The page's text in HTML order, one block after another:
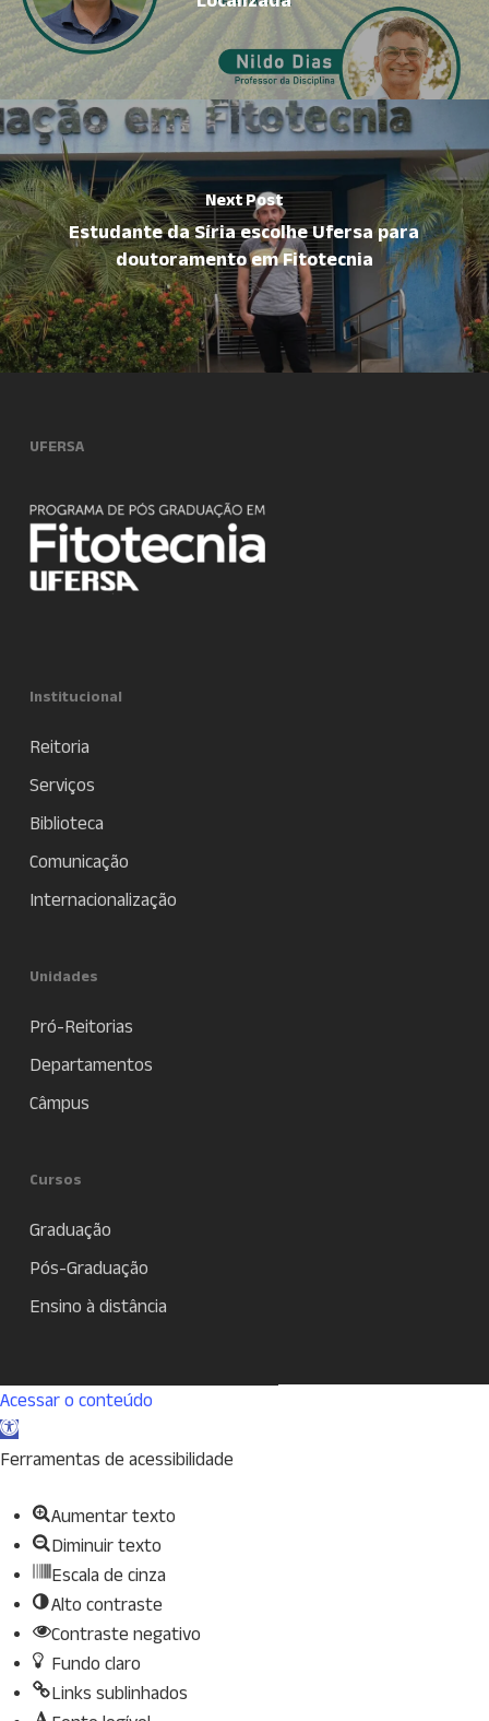
Next Post
Estudante da Síria escolhe Ufersa para
doutoramento em Fitotecnia
UFERSA
Institucional
Reitoria
Serviços
Biblioteca
Comunicação
Internacionalização
Unidades
Pró-Reitorias
Departamentos
Câmpus
Cursos
Graduação
Pós-Graduação
Ensino à distância
Acessar o conteúdo
Abrir
a
de
ferramentas
Ferramentas de acessibilidade
Aumentar texto
Diminuir texto
Escala de cinza
Alto contraste
Contraste negativo
Fundo claro
Links sublinhados